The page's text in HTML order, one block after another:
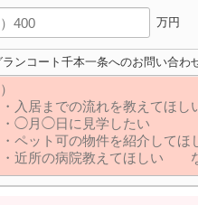
万円
ランコート千本一条へのお問い合わ